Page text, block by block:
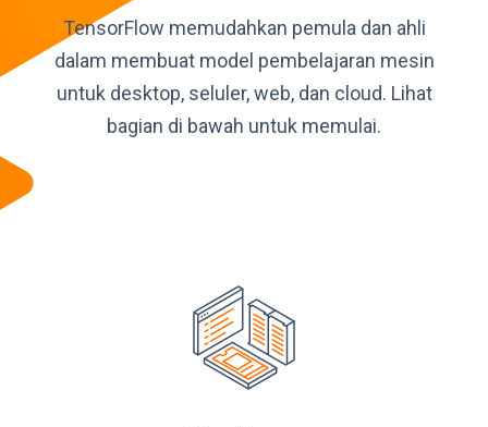
TensorFlow memudahkan pemula dan ahli
dalam membuat model pembelajaran mesin
untuk desktop, seluler, web, dan cloud. Lihat
bagian di bawah untuk memulai.